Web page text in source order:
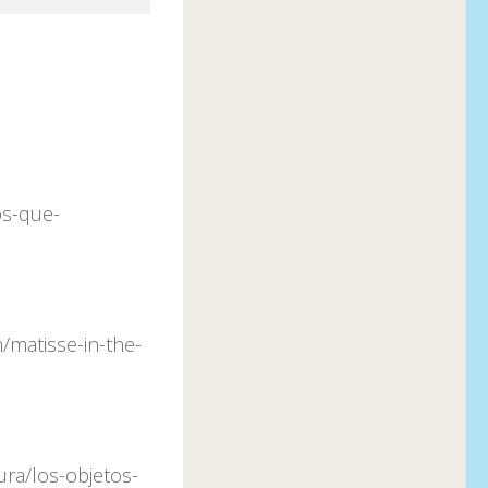
que-
matisse-in-the-
los-objetos-